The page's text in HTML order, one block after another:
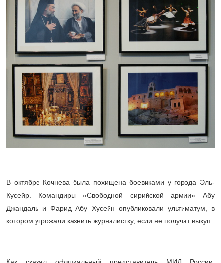
В октябре Кочнева была похищена боевиками у города Эль-
Кусейр. Командиры «Свободной сирийской армии» Абу
Джандаль и Фарид Абу Хусейн опубликовали ультиматум, в
котором угрожали казнить журналистку, если не получат выкуп.